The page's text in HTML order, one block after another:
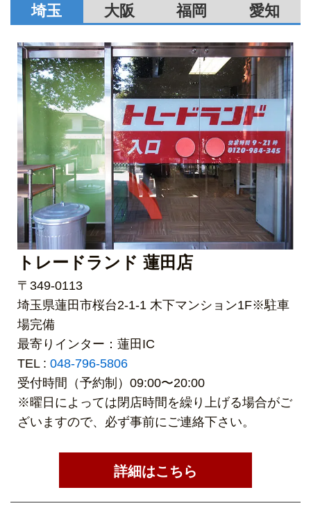
埼玉 大阪 福岡 愛知
トレードランド 蓮田店
〒349-0113
埼玉県蓮田市桜台2-1-1 木下マンション1F※駐車
場完備
最寄りインター：蓮田IC
TEL : 048-796-5806
受付時間（予約制）09:00〜20:00
※曜日によっては閉店時間を繰り上げる場合がご
ざいますので、必ず事前にご連絡下さい。
詳細はこちら